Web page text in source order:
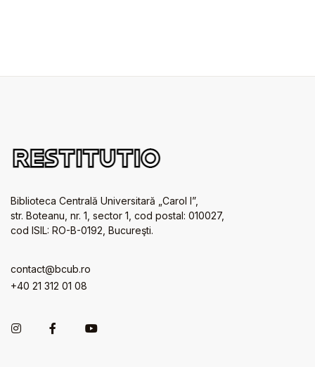
Biblioteca Centrală Universitară „Carol I”,
str. Boteanu, nr. 1, sector 1, cod postal: 010027,
cod ISIL: RO-B-0192, Bucureşti.
contact@bcub.ro
+40 21 312 01 08